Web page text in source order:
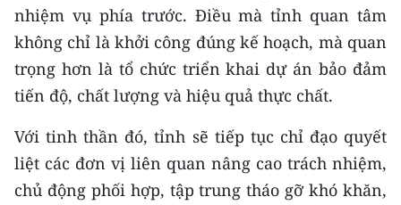
nhiệm vụ phía trước. Điều mà tỉnh quan tâm
không chỉ là khởi công đúng kế hoạch, mà quan
trọng hơn là tổ chức triển khai dự án bảo đảm
tiến độ, chất lượng và hiệu quả thực chất.
Với tinh thần đó, tỉnh sẽ tiếp tục chỉ đạo quyết
liệt các đơn vị liên quan nâng cao trách nhiệm,
chủ động phối hợp, tập trung tháo gỡ khó khăn,